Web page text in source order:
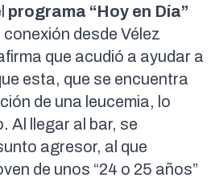
programa “Hoy en Día”
desde Vélez
que acudió a ayudar a
esta, que se encuentra
de una leucemia, lo
Al llegar al bar, se
agresor, al que
de unos “24 o 25 años”